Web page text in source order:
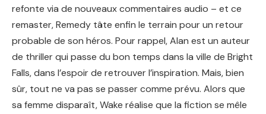
refonte via de nouveaux commentaires audio – et ce
remaster, Remedy tâte enfin le terrain pour un retour
probable de son héros. Pour rappel, Alan est un auteur
de thriller qui passe du bon temps dans la ville de Bright
Falls, dans l’espoir de retrouver l’inspiration. Mais, bien
sûr, tout ne va pas se passer comme prévu. Alors que
sa femme disparaît, Wake réalise que la fiction se mêle